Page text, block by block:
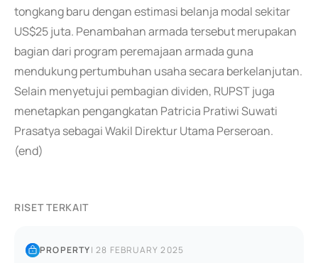
tongkang baru dengan estimasi belanja modal sekitar
US$25 juta. Penambahan armada tersebut merupakan
bagian dari program peremajaan armada guna
mendukung pertumbuhan usaha secara berkelanjutan.
Selain menyetujui pembagian dividen, RUPST juga
menetapkan pengangkatan Patricia Pratiwi Suwati
Prasatya sebagai Wakil Direktur Utama Perseroan.
(end)
RISET TERKAIT
PROPERTY|28 FEBRUARY 2025